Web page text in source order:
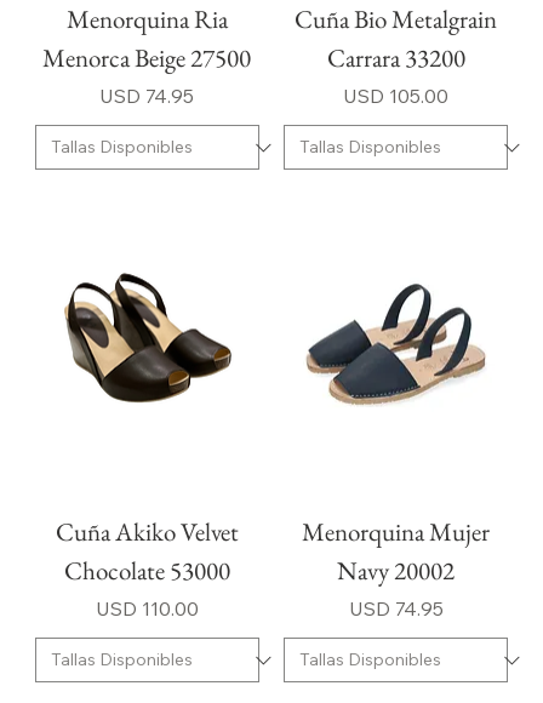
Menorquina Ria
Menorca Beige 27500
Precio
USD 74.95
Cuña Bio Metalgrain
Carrara 33200
Precio
USD 105.00
Cuña Akiko Velvet
Chocolate 53000
Precio
USD 110.00
Menorquina Mujer
Navy 20002
Precio
USD 74.95